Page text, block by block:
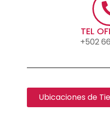
TEL
+502
Ubicaciones de